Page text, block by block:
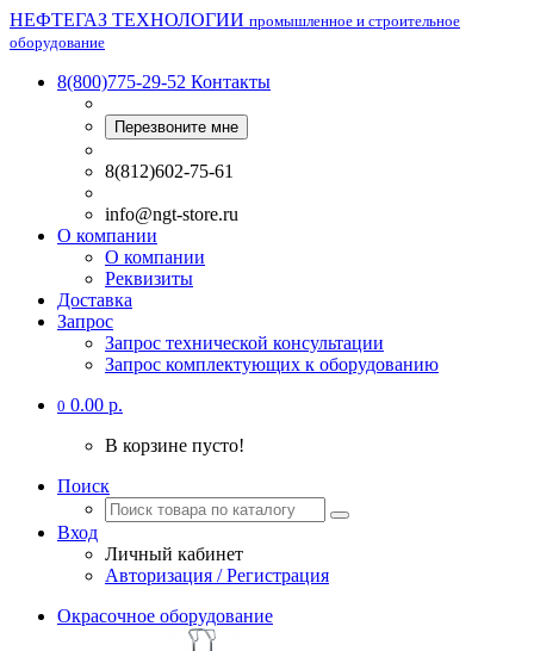
НЕФТЕГАЗ ТЕХНОЛОГИИ промышленное и строительное
оборудование
8(800)775-29-52 Контакты
Перезвоните мне
8(812)602-75-61
info@ngt-store.ru
О компании
О компании
Реквизиты
Доставка
Запрос
Запрос технической консультации
Запрос комплектующих к оборудованию
0 0.00 р.
В корзине пусто!
Поиск
Вход
Личный кабинет
Авторизация / Регистрация
Окрасочное оборудование